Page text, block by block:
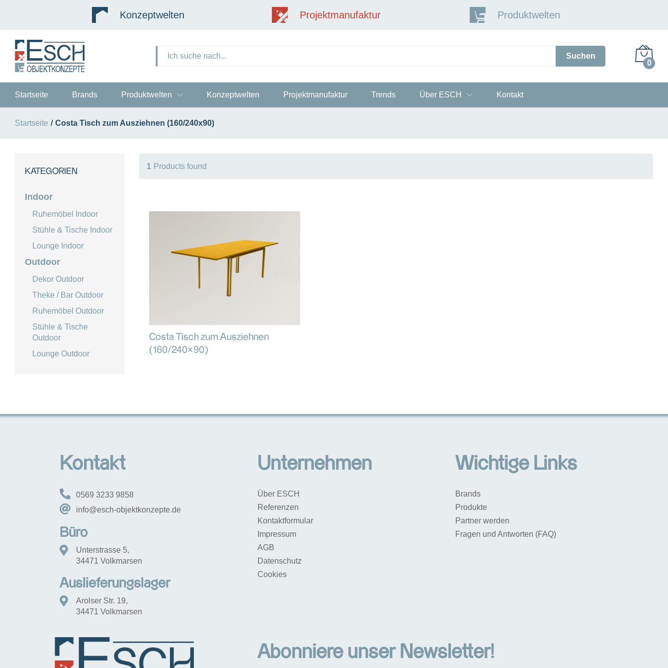
Konzeptwelten Projektmanufaktur Produktwelten
Sortiment
Suchen
0
Startseite Brands Produktwelten Konzeptwelten Projektmanufaktur Trends Über ESCH Kontakt
Startseite / Costa Tisch zum Ausziehnen (160/240x90)
1 Products found
Costa Tisch zum Ausziehnen
(160/240×90)
KATEGORIEN
Indoor
Ruhemöbel Indoor
Stühle & Tische Indoor
Lounge Indoor
Outdoor
Dekor Outdoor
Theke / Bar Outdoor
Ruhemöbel Outdoor
Stühle & Tische
Outdoor
Lounge Outdoor
Kontakt
0569 3233 9858
info@esch-objektkonzepte.de
Büro
Unterstrasse 5,
34471 Volkmarsen
Auslieferungslager
Arolser Str. 19,
34471 Volkmarsen
Unternehmen
Über ESCH
Referenzen
Kontaktformular
Impressum
AGB
Datenschutz
Cookies
Wichtige Links
Brands
Produkte
Partner werden
Fragen und Antworten (FAQ)
Abonniere unser Newsletter!